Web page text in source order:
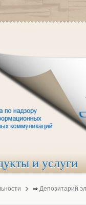
и услуги
⇒ Депозитарий